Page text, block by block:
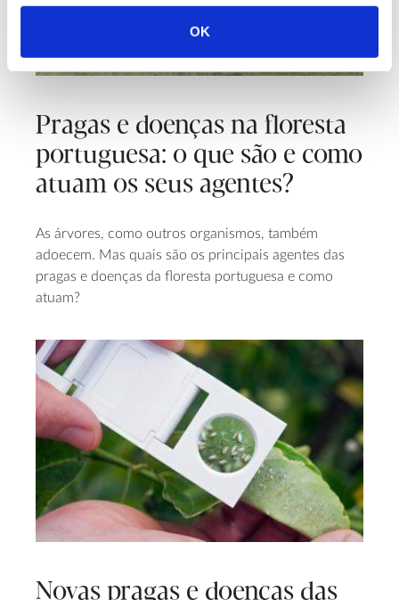
OK
Pragas e doenças na floresta
portuguesa: o que são e como
atuam os seus agentes?
As árvores, como outros organismos, também
adoecem. Mas quais são os principais agentes das
pragas e doenças da floresta portuguesa e como
atuam?
Novas pragas e doenças das